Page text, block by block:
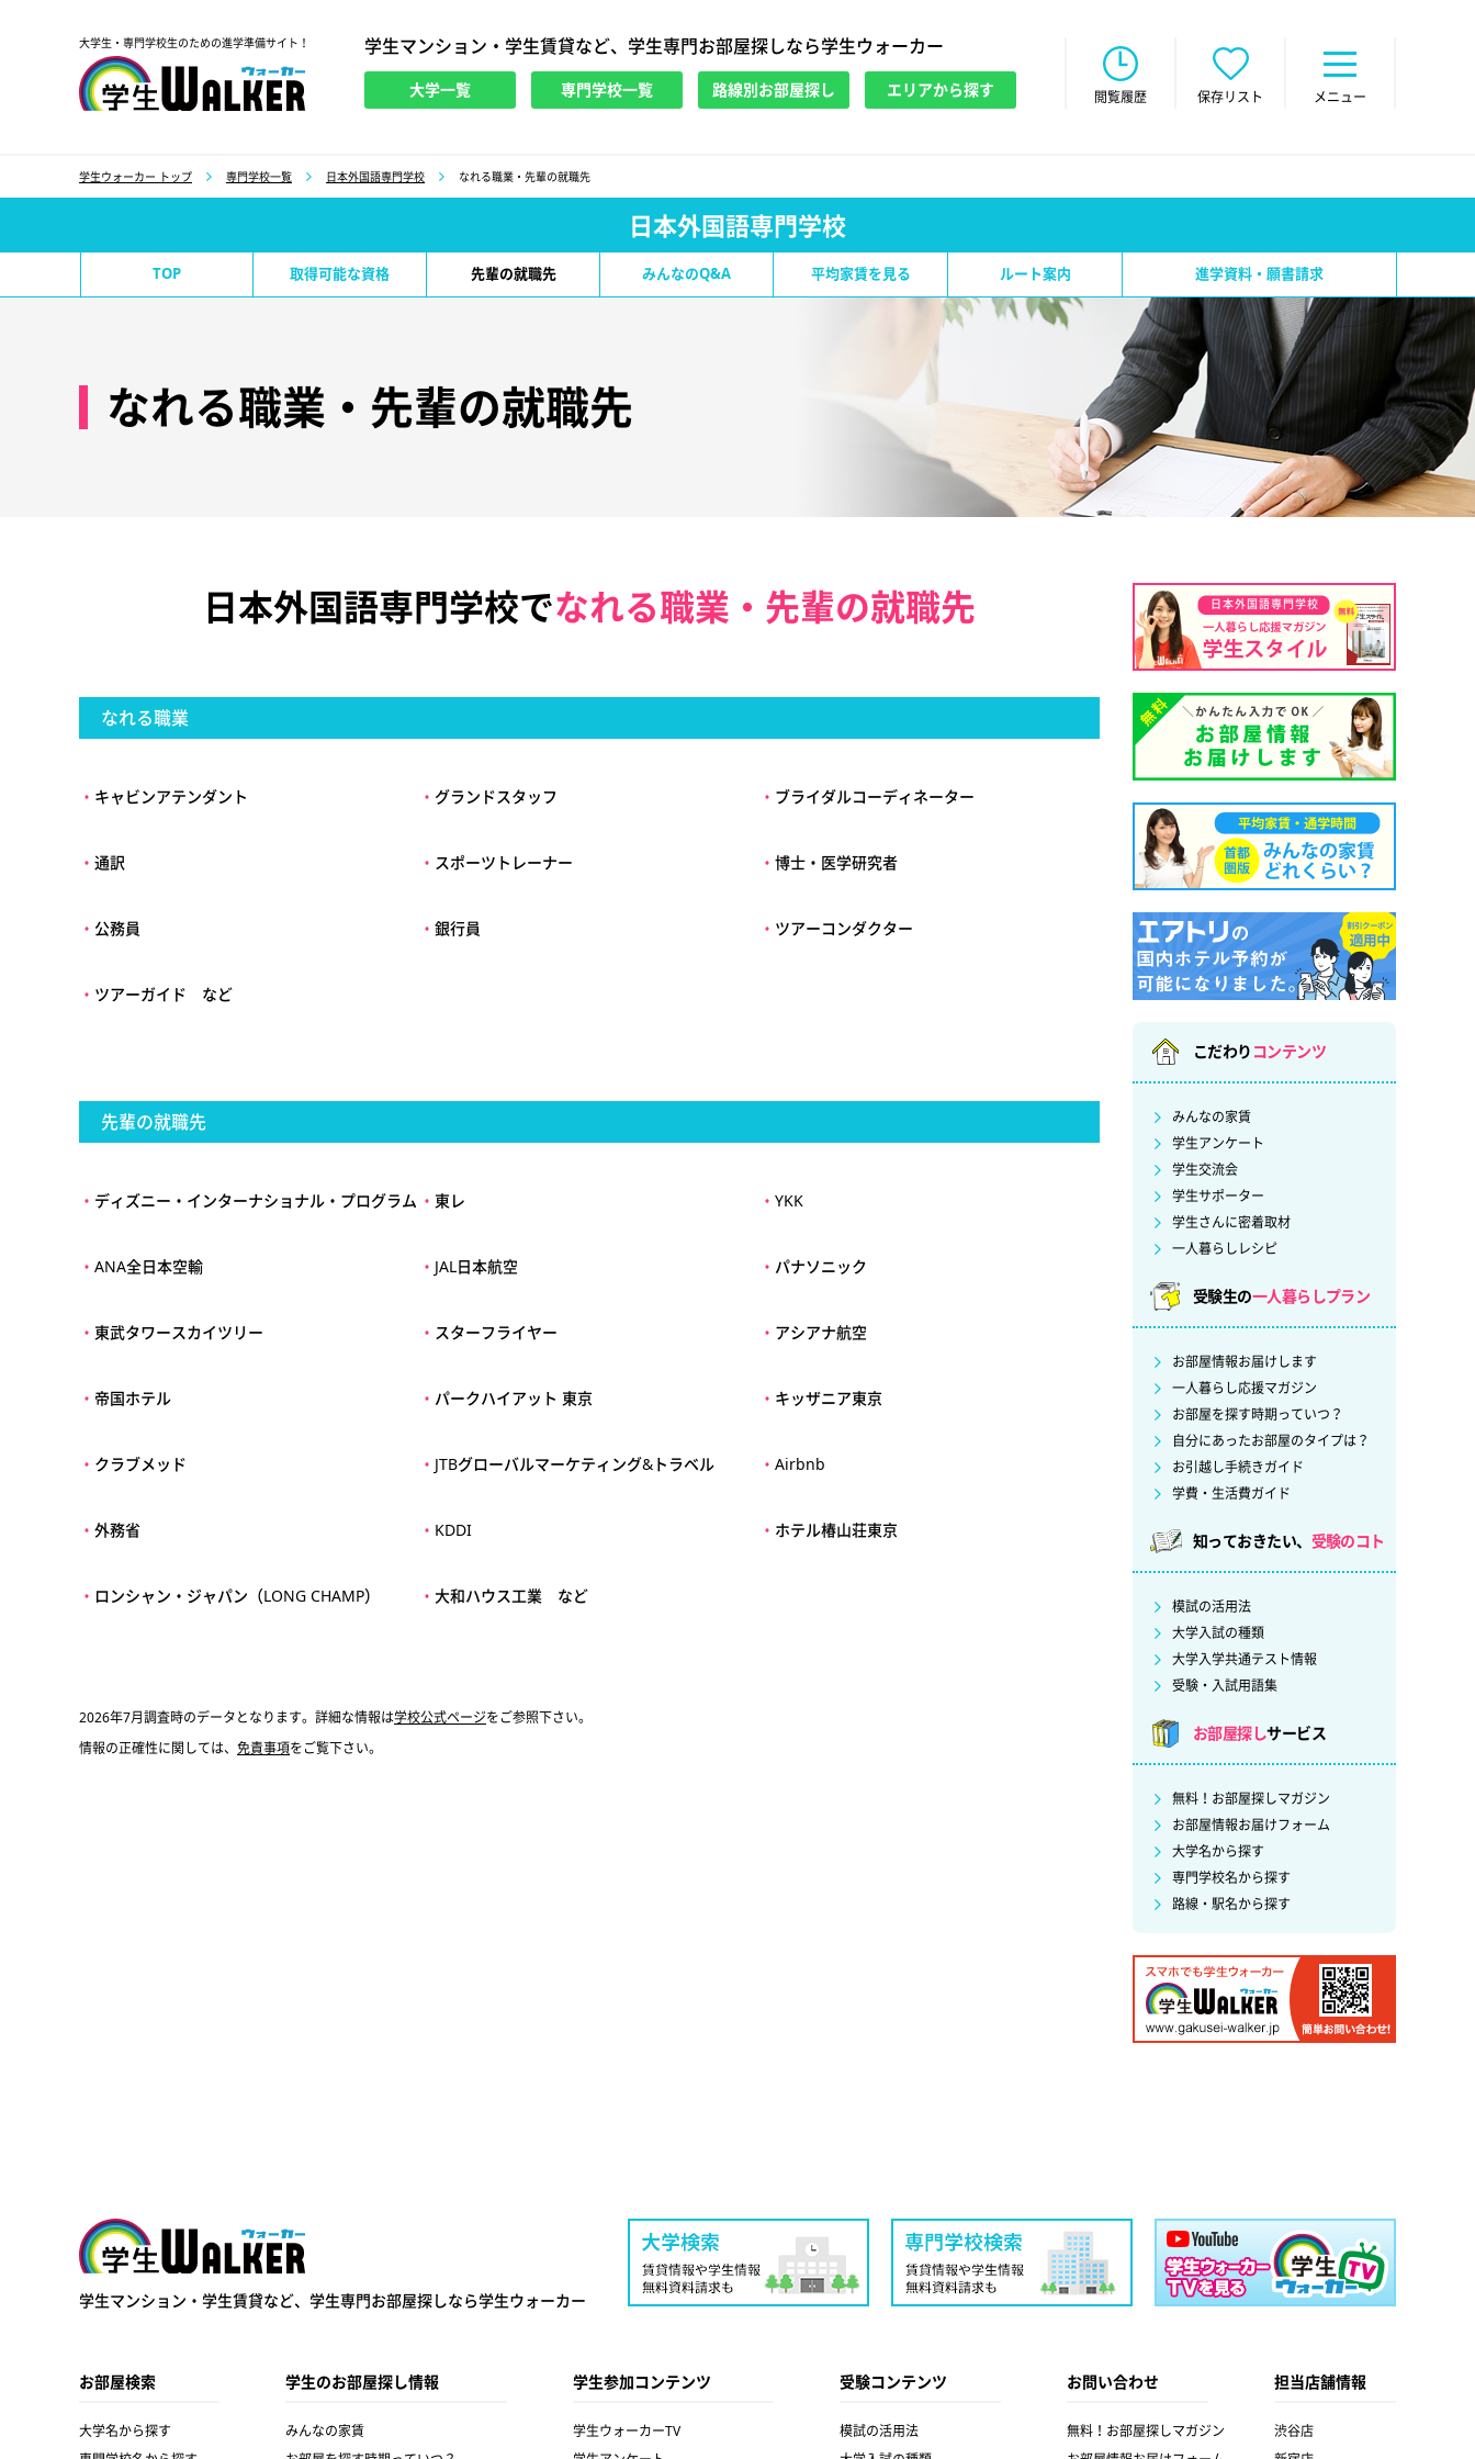
大学生・専門学校生のための進学準備サイト！ 学生マンション・学生賃貸など、学生専門お部屋探しなら学生ウォーカー
大学一覧 専門学校一覧 路線別お部屋探し エリアから探す 閲覧履歴 保存リスト メニュー
学生ウォーカー トップ 専門学校一覧 日本外国語専門学校 なれる職業・先輩の就職先
日本外国語専門学校
TOP 取得可能な資格 先輩の就職先 みんなのQ&A 平均家賃を見る ルート案内 進学資料・願書請求
なれる職業・先輩の就職先
日本外国語専門学校でなれる職業・先輩の就職先
なれる職業
・ キャビンアテンダント ・ グランドスタッフ ・ ブライダルコーディネーター
・ 通訳 ・ スポーツトレーナー ・ 博士・医学研究者
・ 公務員 ・ 銀行員 ・ ツアーコンダクター
・ ツアーガイド など
先輩の就職先
・ ディズニー・インターナショナル・プログラム ・ 東レ ・ YKK
・ ANA全日本空輸 ・ JAL日本航空 ・ パナソニック
・ 東武タワースカイツリー ・ スターフライヤー ・ アシアナ航空
・ 帝国ホテル ・ パークハイアット 東京 ・ キッザニア東京
・ クラブメッド ・ JTBグローバルマーケティング&トラベル ・ Airbnb
・ 外務省 ・ KDDI ・ ホテル椿山荘東京
・ ロンシャン・ジャパン（LONG CHAMP） ・ 大和ハウス工業 など
2026年7月調査時のデータとなります。詳細な情報は学校公式ページをご参照下さい。
情報の正確性に関しては、 免責事項をご覧下さい。
日本外国語専門学校
こだわり コンテンツ
みんなの家賃
学生アンケート
学生交流会
学生サポーター
学生さんに密着取材
一人暮らしレシピ
受験生の一人暮らしプラン
お部屋情報お届けします
一人暮らし応援マガジン
お部屋を探す時期っていつ？
自分にあったお部屋のタイプは？
お引越し手続きガイド
学費・生活費ガイド
知っておきたい、 受験のコト
模試の活用法
大学入試の種類
大学入学共通テスト情報
受験・入試用語集
お部屋探しサービス
無料！お部屋探しマガジン
お部屋情報お届けフォーム
大学名から探す
専門学校名から探す
路線・駅名から探す
学生ウォーカー
学生マンション・学生賃貸など、 学生専門お部屋探しなら学生ウォーカー
お部屋検索
大学名から探す
学生のお部屋探し情報
みんなの家賃
学生参加コンテンツ
学生ウォーカーTV
受験コンテンツ
模試の活用法
お問い合わせ
無料！お部屋探しマガジン
担当店舗情報
渋谷店